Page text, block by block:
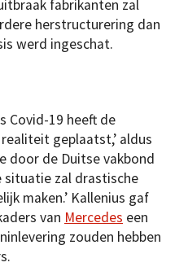
fabrikanten zal
herstructurering dan
werd ingeschat.
Covid-19 heeft de
geplaatst,’ aldus
door de Duitse vakbond
situatie zal drastische
maken.’ Kallenius gaf
van Mercedes een
zouden hebben